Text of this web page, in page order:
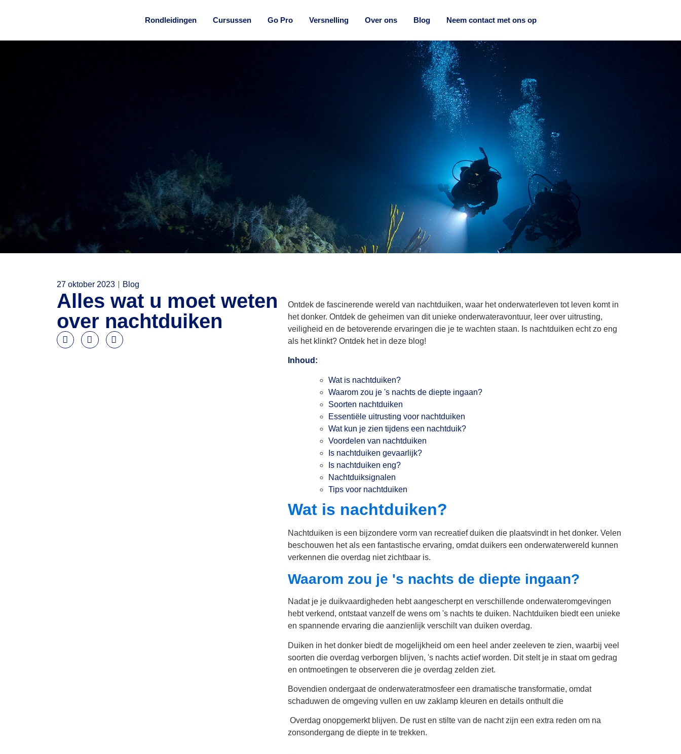
Rondleidingen Cursussen Go Pro Versnelling Over ons Blog Neem contact met ons op
27 oktober 2023 Blog
Alles wat u moet weten
over nachtduiken
Ontdek de fascinerende wereld van nachtduiken, waar het onderwaterleven tot leven komt in
het donker. Ontdek de geheimen van dit unieke onderwateravontuur, leer over uitrusting,
veiligheid en de betoverende ervaringen die je te wachten staan. Is nachtduiken echt zo eng
als het klinkt? Ontdek het in deze blog!
Inhoud:
Wat is nachtduiken?
Waarom zou je 's nachts de diepte ingaan?
Soorten nachtduiken
Essentiële uitrusting voor nachtduiken
Wat kun je zien tijdens een nachtduik?
Voordelen van nachtduiken
Is nachtduiken gevaarlijk?
Is nachtduiken eng?
Nachtduiksignalen
Tips voor nachtduiken
Wat is nachtduiken?
Nachtduiken is een bijzondere vorm van recreatief duiken die plaatsvindt in het donker. Velen
beschouwen het als een fantastische ervaring, omdat duikers een onderwaterwereld kunnen
verkennen die overdag niet zichtbaar is.
Waarom zou je 's nachts de diepte ingaan?
Nadat je je duikvaardigheden hebt aangescherpt en verschillende onderwateromgevingen
hebt verkend, ontstaat vanzelf de wens om 's nachts te duiken. Nachtduiken biedt een unieke
en spannende ervaring die aanzienlijk verschilt van duiken overdag.
Duiken in het donker biedt de mogelijkheid om een heel ander zeeleven te zien, waarbij veel
soorten die overdag verborgen blijven, 's nachts actief worden. Dit stelt je in staat om gedrag
en ontmoetingen te observeren die je overdag zelden ziet.
Bovendien ondergaat de onderwateratmosfeer een dramatische transformatie, omdat
schaduwen de omgeving vullen en uw zaklamp kleuren en details onthult die
Overdag onopgemerkt blijven. De rust en stilte van de nacht zijn een extra reden om na
zonsondergang de diepte in te trekken.